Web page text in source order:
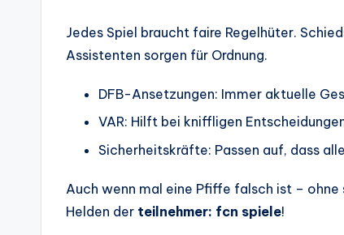
Jedes Spiel braucht faire Regelhüter.
Assistenten sorgen für Ordnung.
DFB-Ansetzungen: Immer aktuelle
VAR: Hilft bei kniffligen
Sicherheitskräfte: Passen auf, dass
Auch wenn mal eine Pfiffe falsch ist –
Helden der teilnehmer: fcn spiele!